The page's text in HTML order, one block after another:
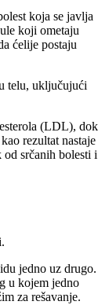
koja se javlja
koji ometaju
ćelije postaju
telu, uključujući
(LDL), dok
rezultat nastaje
od srčanih bolesti i
jedno uz drugo.
u kojem jedno
za rešavanje.